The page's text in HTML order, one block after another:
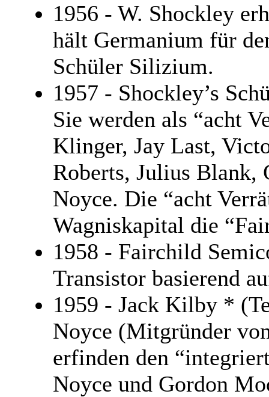
1956 - W. Shockley
hält Germanium für
Schüler Silizium.
1957 - Shockley’s
Sie werden als “acht
Klinger, Jay Last,
Roberts, Julius Blank,
Noyce. Die “acht
Wagniskapital die
1958 - Fairchild
Transistor basierend
1959 - Jack Kilby *
Noyce (Mitgründer
erfinden den
Noyce und Gordon